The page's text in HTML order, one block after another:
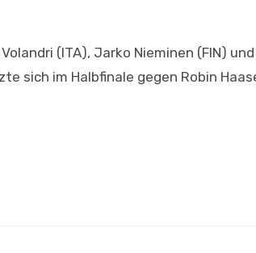
(ITA), Jarko Nieminen (FIN) und
sich im Halbfinale gegen Robin